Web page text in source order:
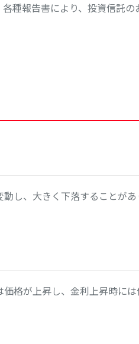
種報告書により、投資信託
し、大きく下落することがあ
格が上昇し、金利上昇時に